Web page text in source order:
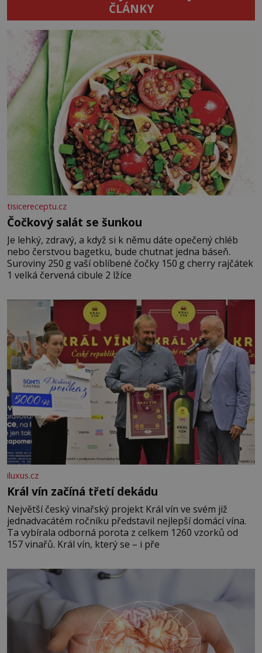
ČLÁNKY
tisicereceptu.cz
Čočkový salát se šunkou
Je lehký, zdravý, a když si k němu dáte opečený chléb
nebo čerstvou bagetku, bude chutnat jedna báseň.
Suroviny 250 g vaší oblíbené čočky 150 g cherry rajčátek
1 velká červená cibule 2 lžíce
iluxus.cz
Král vín začíná třetí dekádu
Největší český vinařský projekt Král vín ve svém již
jednadvacátém ročníku představil nejlepší domácí vína.
Ta vybírala odborná porota z celkem 1260 vzorků od
157 vinařů. Král vín, který se – i pře